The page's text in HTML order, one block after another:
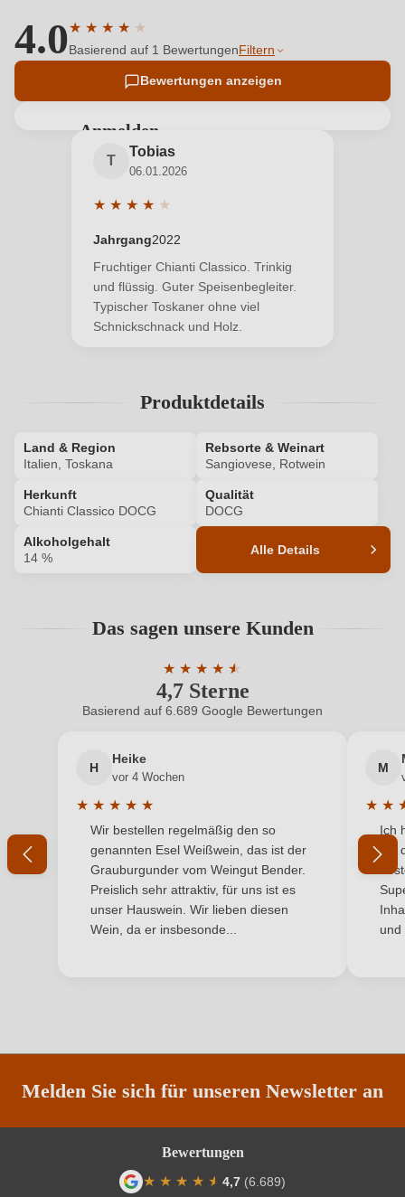
4.0★ ★ ★ ★ ★
Durchschnittliche Bewertung von 4 von 5 Sternen
Basierend auf 1 BewertungenFiltern
Bewertungen anzeigen
Anmelden
Bewertungen können nur von angemeldeten
Benutzern abgegeben werden. Bitte loggen Sie sich
Ihre E-Mail-Adresse
T
Tobias
06.01.2026
★ ★ ★ ★ ★
Jahrgang2022
Fruchtiger Chianti Classico. Trinkig
und flüssig. Guter Speisenbegleiter.
Typischer Toskaner ohne viel
Schnickschnack und Holz.
Produktdetails
Land & Region
Italien, Toskana
Rebsorte & Weinart
Sangiovese, Rotwein
Herkunft
Chianti Classico DOCG
Qualität
DOCG
Alkoholgehalt
14 %
Alle Details
Alkoholgehalt in %
Großes Holzfass
Ja
Bio-Kontrollstelle
Bio-Kontrollstelle Shop DE-ÖKO-060
Geographische Angabe Chianti Classico DOCG
Das sagen unsere Kunden
4,7 Sterne
★ ★ ★ ★ ★
★
Durchschnittliche Bewertung von 4.7
Basierend auf 6.689 Google Bewertungen
H
Heike
vor 4 Wochen
★ ★ ★ ★ ★
Durchschnittliche Bewertung von 5 von 5 Sternen
Wir bestellen regelmäßig den so
genannten Esel Weißwein, das ist der
Grauburgunder vom Weingut Bender.
Preislich sehr attraktiv, für uns ist es
unser Hauswein. Wir lieben diesen
Wein, da er insbesonde...
M
★ ★
Ich
mit
und
Melden Sie sich für unseren Newsletter an
Bewertungen
★ ★ ★ ★ ★
★ 4,7 (6.689)